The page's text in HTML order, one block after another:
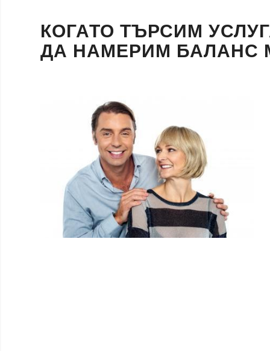
КОГАТО ТЪРСИМ
ДА НАМЕРИМ БАЛАНС